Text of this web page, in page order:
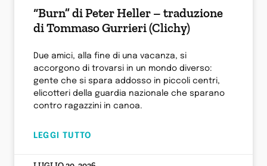
“Burn” di Peter Heller – traduzione
di Tommaso Gurrieri (Clichy)
Due amici, alla fine di una vacanza, si
accorgono di trovarsi in un mondo diverso:
gente che si spara addosso in piccoli centri,
elicotteri della guardia nazionale che sparano
contro ragazzini in canoa.
LEGGI TUTTO